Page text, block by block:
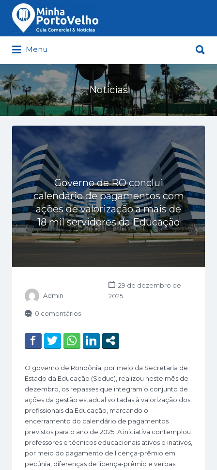
Minha Porto Velho – Seu Guia
Comercial e Notícias de Porto Velho
Buscar
por:
Menu
por:
Notícias
Governo de RO conclui
calendário de pagamentos com
ações de valorização a mais de
18 mil servidores da Educação
Admin
29 de dezembro de
2025
0 comentários
O governo de Rondônia, por meio da Secretaria de
Estado da Educação (Seduc), realizou neste mês de
dezembro, os repasses que integram o conjunto de
ações da gestão estadual voltadas à valorização dos
profissionais da Educação, marcando o
encerramento do calendário de pagamentos
previstos para o ano de 2025. A iniciativa contemplou
professores e técnicos educacionais ativos e inativos,
por meio do pagamento de licença-prêmio em
pecúnia, diferenças de licença-prêmio e verbas